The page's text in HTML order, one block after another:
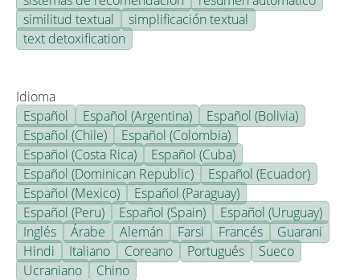
similitud textual
simplificación textual
text detoxification
Idioma
Español
Español (Argentina)
Español (Bolivia)
Español (Chile)
Español (Colombia)
Español (Costa Rica)
Español (Cuba)
Español (Dominican Republic)
Español (Ecuador)
Español (Mexico)
Español (Paraguay)
Español (Peru)
Español (Spain)
Español (Uruguay)
Inglés
Árabe Alemán Farsi Francés
Guarani
Hindi
Italiano Coreano Portugués
Sueco
Ucraniano
Chino